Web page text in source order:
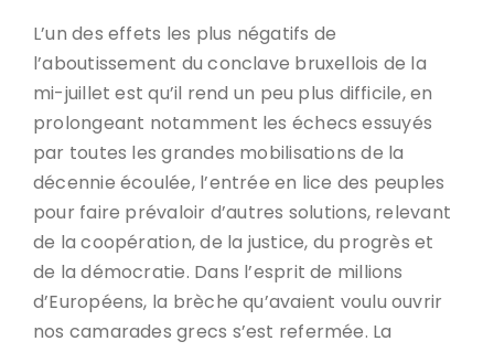
L’un des effets les plus négatifs de
l’aboutissement du conclave bruxellois de la
mi-juillet est qu’il rend un peu plus difficile, en
prolongeant notamment les échecs essuyés
par toutes les grandes mobilisations de la
décennie écoulée, l’entrée en lice des peuples
pour faire prévaloir d’autres solutions, relevant
de la coopération, de la justice, du progrès et
de la démocratie. Dans l’esprit de millions
d’Européens, la brèche qu’avaient voulu ouvrir
nos camarades grecs s’est refermée. La